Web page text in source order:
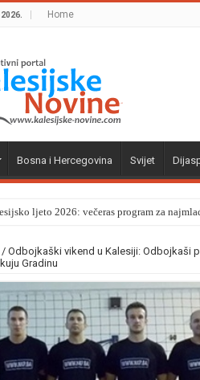
Home
Bosna i Hercegovina Svijet
ljeto 2026: večeras program za
/ Odbojkaški vikend u Kalesiji: Odbojkaši
Gradinu